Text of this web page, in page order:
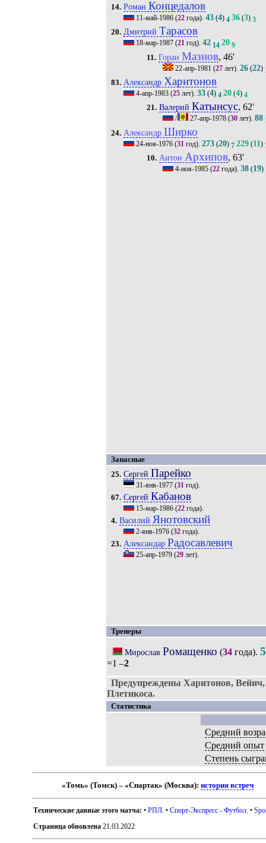
14. Роман Концедалов
11-май-1986(22года). 43(4) 4 36(3) 3
20. Дмитрий Тарасов
18-мар-1987(21год). 42 14 20 9
11. Горан Мазнов, 46'
22-апр-1981 (27 лет).26 (22)
83. Александр Харитонов
4-апр-1983(25лет). 33(4) 4 20(4) 4
21. Валерий Катынсус, 62'
/ 27-апр-1978 (30 лет).88
24. Александр Ширко
24-ноя-1976(31 год). 273(20) 7 229(11)
10. Антон Архипов, 63'
4-ноя-1985 (22 года).38 (19)
Запасные
25. Сергей Парейко
31-янв-1977(31год).
67. Сергей Кабанов
15-мар-1986(22года).
4. Василий Янотовский
2-янв-1976(32года).
23. Александар Радосавлевич
25-апр-1979(29лет).
Тренеры
Мирослав Ромащенко (34года). 5
=1 –2
Предупреждены Харитонов,
Плетикоса.
Статистика
Средний
Средний опыт
Степень
«Томь» (Томск) – «Спартак» (Москва):история встреч
Технические данные этого матча: •РПЛ . •Спорт-Экспресс - Футбол . •
Страница обновлена 21.03.2022